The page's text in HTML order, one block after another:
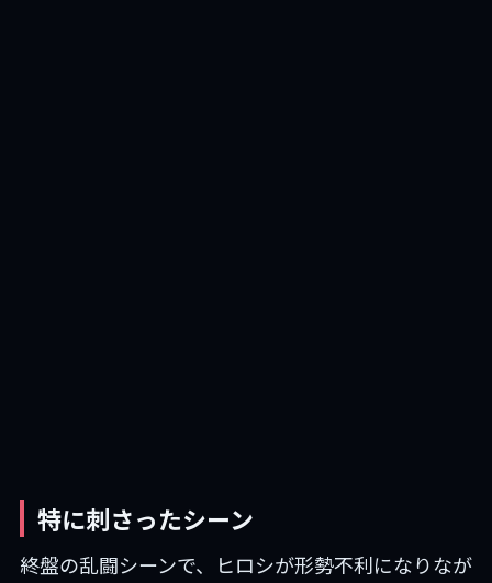
特に刺さったシーン
終盤の乱闘シーンで、ヒロシが形勢不利になりなが